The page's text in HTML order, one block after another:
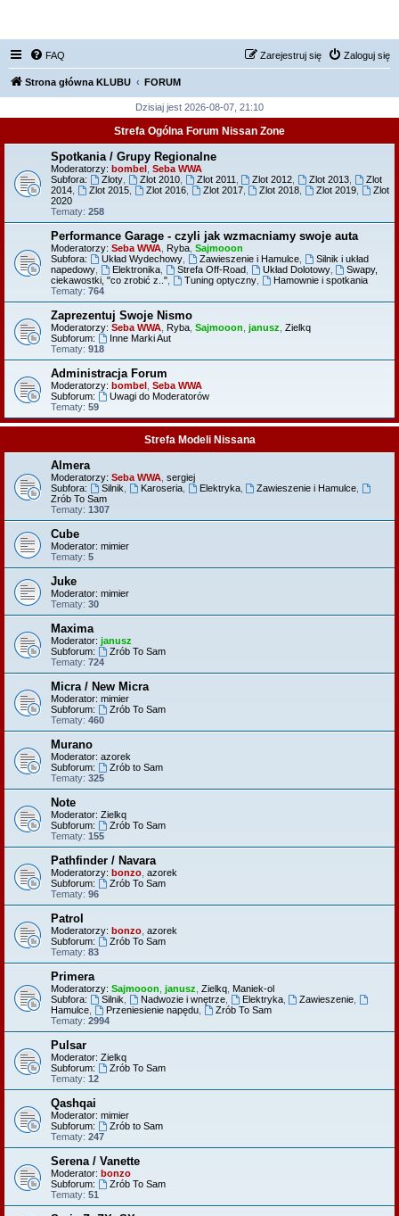
FAQ Zaloguj się
Zarejestruj się
Strona główna KLUBU FORUM
Dzisiaj jest 2026-08-07, 21:10
Strefa Ogólna Forum Nissan Zone
Spotkania / Grupy Regionalne
Moderatorzy: bombel Seba WWA
Subfora:
Zloty, Zlot 2010, Zlot 2011 Zlot 2012 Zlot 2013
Zlot
2014
Zlot 2015, Zlot 2016, Zlot 2017, Zlot 2018 Zlot 2019
Zlot
2020
Tematy: 258
Performance Garage - czyli jak wzmacniamy swoje auta
Moderatorzy: Seba WWA Ryba Sajmooon
Subfora:
Układ Wydechowy, Zawieszenie i Hamulce,
Silnik i układ
napedowy
Elektronika, Strefa Off-Road, Układ Dolotowy,
Swapy,
ciekawostki, "co zrobić z.."
Tuning optyczny,
Hamownie i spotkania
Tematy: 764
Zaprezentuj Swoje Nismo
Moderatorzy: Seba WWA Ryba Sajmooon janusz Zielkq
Subforum:
Inne Marki Aut
Tematy: 918
Administracja Forum
Moderatorzy: bombel Seba WWA
Subforum:
Uwagi do Moderatorów
Tematy: 59
Strefa Modeli Nissana
Almera
Moderatorzy: Seba WWA sergiej
Subfora:
Silnik Karoseria, Elektryka, Zawieszenie i Hamulce
Zrób To Sam
Tematy: 1307
Cube
Moderator: mimier
Tematy: 5
Juke
Moderator: mimier
Tematy: 30
Maxima
Moderator: janusz
Subforum:
Zrób To Sam
Tematy: 724
Micra / New Micra
Moderator: mimier
Subforum:
Zrób To Sam
Tematy: 460
Murano
Moderator: azorek
Subforum:
Zrób to Sam
Tematy: 325
Note
Moderator: Zielkq
Subforum:
Zrób To Sam
Tematy: 155
Pathfinder / Navara
Moderatorzy: bonzo azorek
Subforum:
Zrób To Sam
Tematy: 96
Patrol
Moderatorzy: bonzo azorek
Subforum:
Zrób To Sam
Tematy: 83
Primera
Moderatorzy: Sajmooon janusz Zielkq Maniek-ol
Subfora:
Silnik Nadwozie i wnętrze, Elektryka, Zawieszenie
Hamulce
Przeniesienie napędu,
Zrób To Sam
Tematy: 2994
Pulsar
Moderator: Zielkq
Subforum:
Zrób To Sam
Tematy: 12
Qashqai
Moderator: mimier
Subforum:
Zrób to Sam
Tematy: 247
Serena / Vanette
Moderator: bonzo
Subforum:
Zrób To Sam
Tematy: 51